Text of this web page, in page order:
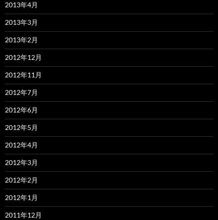
2013年4月
2013年3月
2013年2月
2012年12月
2012年11月
2012年7月
2012年6月
2012年5月
2012年4月
2012年3月
2012年2月
2012年1月
2011年12月